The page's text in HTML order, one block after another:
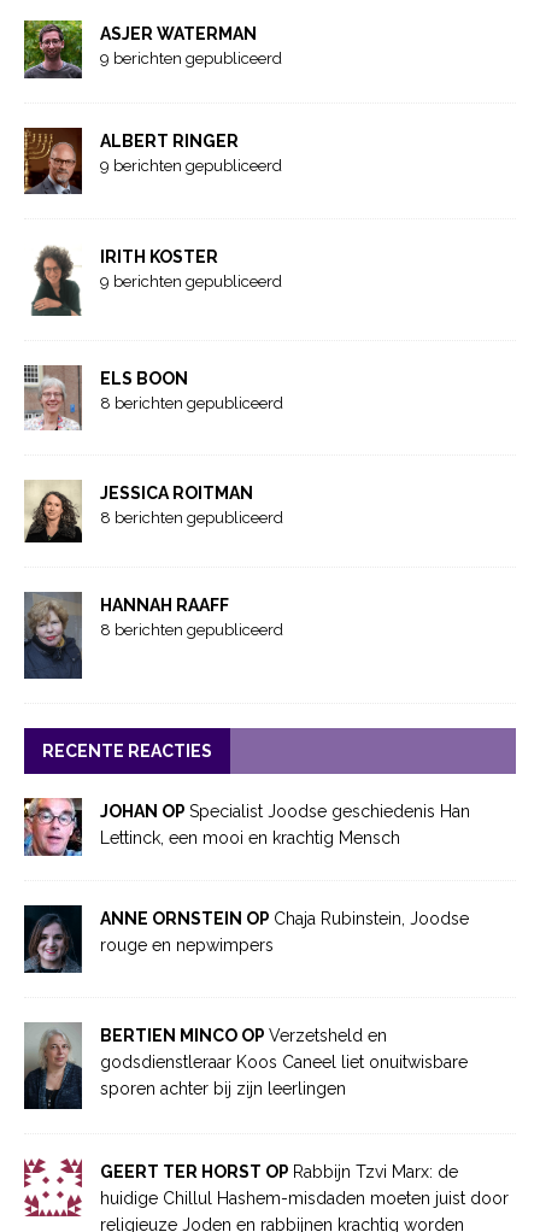
ASJER WATERMAN
9 berichten gepubliceerd
ALBERT RINGER
9 berichten gepubliceerd
IRITH KOSTER
9 berichten gepubliceerd
ELS BOON
8 berichten gepubliceerd
JESSICA ROITMAN
8 berichten gepubliceerd
HANNAH RAAFF
8 berichten gepubliceerd
RECENTE REACTIES
JOHAN OP Specialist Joodse geschiedenis Han
Lettinck, een mooi en krachtig Mensch
ANNE ORNSTEIN OP Chaja Rubinstein, Joodse
rouge en nepwimpers
BERTIEN MINCO OP Verzetsheld en
godsdienstleraar Koos Caneel liet onuitwisbare
sporen achter bij zijn leerlingen
GEERT TER HORST OP Rabbijn Tzvi Marx: de
huidige Chillul Hashem-misdaden moeten juist door
religieuze Joden en rabbijnen krachtig worden